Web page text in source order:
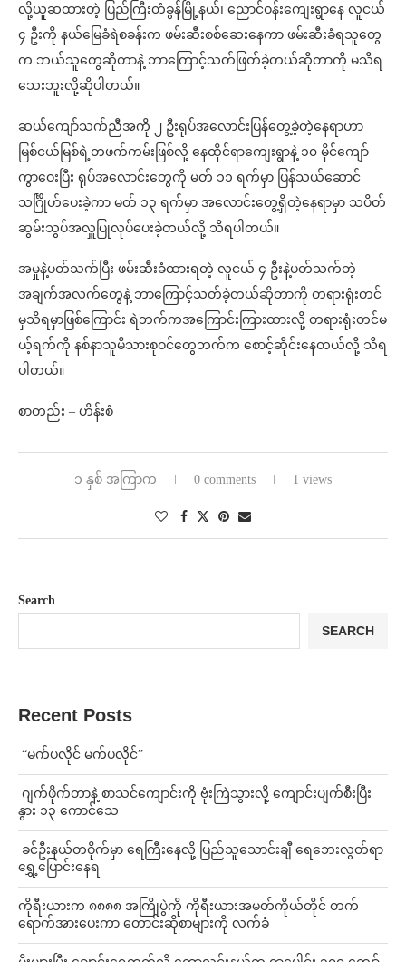
လို့ယူဆထားတဲ့ ပြည်ကြီးတံခွန်မြို့နယ်၊ ညောင်ဝန်းကျေးရွာနေ လူငယ်
၄ ဦးကို နယ်မြေခံရဲစခန်းက ဖမ်းဆီးစစ်ဆေးနေကာ ဖမ်းဆီးခံရသူတွေ
က ဘယ်သူတွေဆိုတာနဲ့ ဘာကြောင့်သတ်ဖြတ်ခဲ့တယ်ဆိုတာကို မသိရ
သေးဘူးလို့ဆိုပါတယ်။
ဆယ်ကျော်သက်ညီအကို ၂ ဦးရုပ်အလောင်းပြန်တွေ့ခဲ့တဲ့နေရာဟာ
မြစ်ငယ်မြစ်ရဲ့တဖက်ကမ်းဖြစ်လို့ နေထိုင်ရာကျေးရွာနဲ့ ၁၀ မိုင်ကျော်
ကွာဝေးပြီး ရုပ်အလောင်းတွေကို မတ် ၁၁ ရက်မှာ ပြန်သယ်ဆောင်
သင်္ဂြိုဟ်ပေးခဲ့ကာ မတ် ၁၃ ရက်မှာ အလောင်းတွေ့ရှိတဲ့နေရာမှာ သပိတ်
ဆွမ်းသွပ်အလှူပြုလုပ်ပေးခဲ့တယ်လို့ သိရပါတယ်။
အမှုနဲ့ပတ်သက်ပြီး ဖမ်းဆီးခံထားရတဲ့ လူငယ် ၄ ဦးနဲ့ပတ်သက်တဲ့
အချက်အလက်တွေနဲ့ ဘာကြောင့်သတ်ခဲ့တယ်ဆိုတာကို တရားရုံးတင်
မှသိရမှာဖြစ်ကြောင်း ရဲဘက်ကအကြောင်းကြားထားလို့ တရားရုံးတင်မ
ယ့်ရက်ကို နစ်နာသူမိသားစုဝင်တွေဘက်က စောင့်ဆိုင်းနေတယ်လို့ သိရ
ပါတယ်။
စာတည်း – ဟိန်းစံ
၁ နှစ် အကြာက 0 comments 1 views
Search
SEARCH
Recent Posts
⁨ ⁨“မက်ပလိုင် မက်ပလိုင်”
⁨⁩ ⁨ဂျက်ဖိုက်တာနဲ့ စာသင်ကျောင်းကို ဗုံးကြဲသွားလို့ ကျောင်းပျက်စီးပြီး
နွား ၁၃ ကောင်သေ
⁩ ⁨ခင်ဦးနယ်တဝိုက်မှာ ရေကြီးနေလို့ ပြည်သူသောင်းချီ ရေဘေးလွတ်ရာ
ရွှေ့ပြောင်းနေရ
ကိုရီးယားက ၈၈၈၈ အကြိုပွဲကို ကိုရီးယားအမတ်ကိုယ်တိုင် တက်
ရောက်အားပေးကာ တောင်းဆိုစာများကို လက်ခံ